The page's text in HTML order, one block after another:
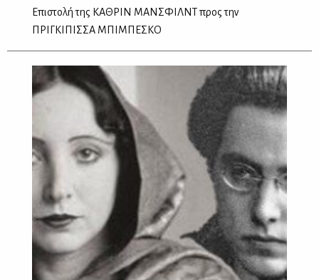
Επιστολή της ΚΑΘΡΙΝ ΜΑΝΣΦΙΛΝΤ προς την
ΠΡΙΓΚΙΠΙΣΣΑ ΜΠΙΜΠΕΣΚΟ